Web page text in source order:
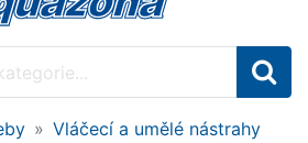
Vláčecí a umělé nástrahy